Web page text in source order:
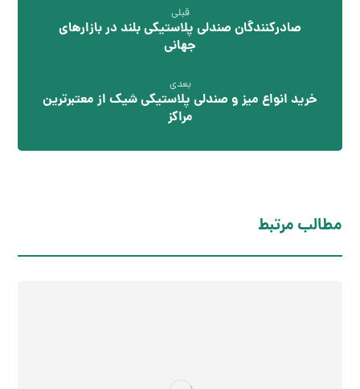
قبلی
صادرکنندگان صندلی پلاستیکی بلند در بازارهای
جهانی
بعدی
خرید انواع میز و صندلی پلاستیکی شیک از معتبرترین
مراکز
مطالب مرتبط